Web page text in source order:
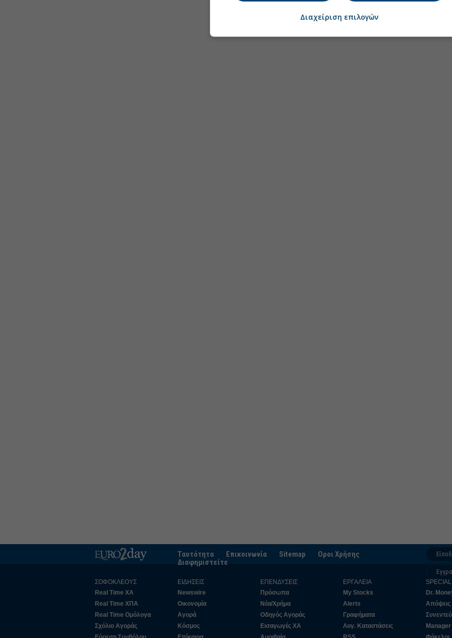
Ταυτότητα Επικοινωνία Sitemap
Οροι Χρήσης
Διαφημιστείτε
ΣΟΦΟΚΛΕΟΥΣ
Real Time ΧΑ
Real Time ΧΠΑ
Real Time Ομόλογα
Σχόλιο Αγοράς
ΕΙΔΗΣΕΙΣ
Newswire
Οικονομία
Αγορά
Κόσμος
ΕΠΕΝΔΥΣΕΙΣ
Πρόσωπα
Νέα/Χρήμα
Οδηγός Αγοράς
Εισαγωγές ΧΑ
ΕΡΓΑΛΕΙΑ
My Stocks
Alerts
Γραφήματα
Λογ. Καταστάσεις
Dr.
Απόψεις
Διαχείριση επιλογών